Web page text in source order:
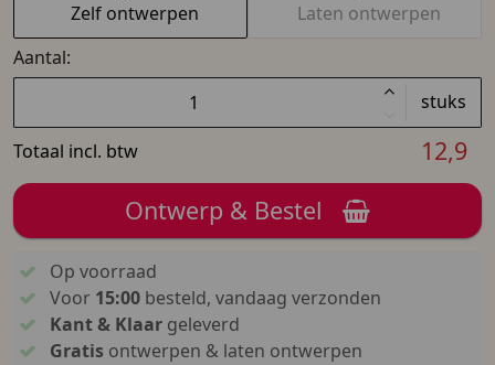
Zelf ontwerpen
Laten ontwerpen
Aantal:
stuks
Totaal incl. btw
12,9
Ontwerp & Bestel
Op voorraad
Voor 15:00besteld, vandaag verzonden
Kant & Klaargeleverd
Gratisontwerpen & laten ontwerpen